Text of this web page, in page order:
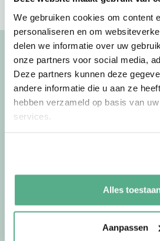
We gebruiken cookies om content
personaliseren en om
delen we informatie over uw
onze partners voor social media,
Deze partners kunnen deze
andere informatie die u aan ze
hebben verzameld op basis van
services.
Alles
Aanpassen
Uitgelichte artikelen
Bekijk meer artikelen
Waarom we op
anders over geld
De zomer verandert meer dan
Het dagelijkse ritme valt weg,